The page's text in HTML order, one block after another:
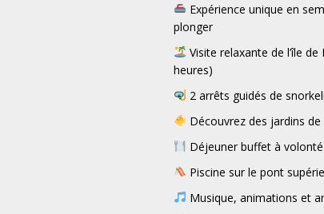
Expérience unique en
plonger
Visite relaxante de l’île
heures)
2 arrêts guidés de
Découvrez des jardins
Déjeuner buffet à
Piscine sur le pont
Musique, animations et